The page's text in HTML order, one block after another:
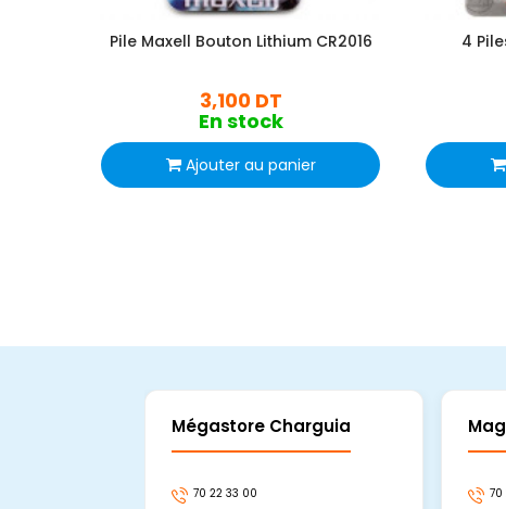
Pile Maxell Bouton Lithium CR2016
3,100 DT
En stock
Ajouter au panier
4
Mégastore Charguia
70 22 33 00
70